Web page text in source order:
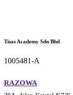
Tisas Academy Sdn Bhd
1005481-A
RAZOWA